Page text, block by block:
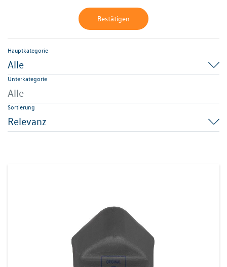
Bestätigen
Hauptkategorie
Alle
Unterkategorie
Alle
Sortierung
Relevanz